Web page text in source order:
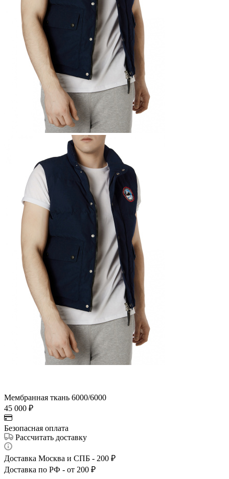
Мембранная ткань 6000/6000
45 000 ₽
Безопасная оплата
Рассчитать доставку
Доставка Москва и СПБ - 200 ₽
Доставка по РФ - от 200 ₽